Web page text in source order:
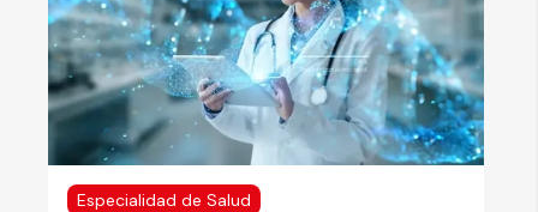
Especialidad de Salud